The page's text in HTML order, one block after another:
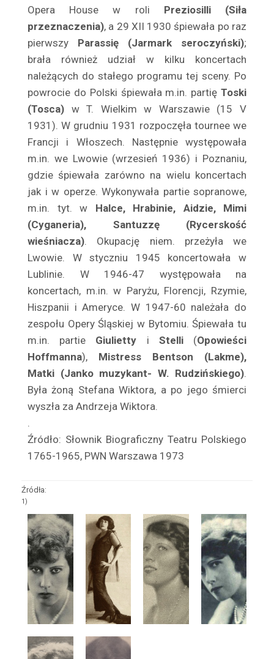
Baronówna Jadwiga
Barszczewska Wanda
Barszczewska Elżbieta
Bartówna Wanda
Barwińska Zofia
Barwińska Leonia
Barwiński Henryk
Baryka Eugeniusz
Batycka Zofia
Baurska – Wiśniewska Halina
Bay Rydzewski Marcin
Bedlewicz Franciszek
Bednarczyk Antoni
Bednarzewska Konstancja
Belina Anna
Bełkowska Halina
Belski Stanisław
Benda Karol
Bender Edward
Benita Ina
Benoni Sergiusz
Berowska Jadwiga
Berson Kozłowska Izabela
Bestani Sława
Beval Tadeusz
Białkowska Zofia
Białkowski Tadeusz
Białoszczyński Tadeusz
Biedrzycka Elwira
Biegański Wiktor
Bielecki Marian
Bielenia Jerzy
Bielicka Maria
Opera House w roli Preziosilli (Siła
przeznaczenia), a 29 XII 1930 śpiewała po raz
pierwszy Parassię (Jar­mark seroczyński);
brała również udział w kilku kon­certach
należących do stałego programu tej sceny. Po
powrocie do Polski śpiewała m.in. partię Toski
(Tosca) w T. Wielkim w Warszawie (15 V
1931). W grudniu 1931 rozpoczęła tournee we
Francji i Włoszech. Na­stępnie występowała
m.in. we Lwowie (wrzesień 1936) i Poznaniu,
gdzie śpiewała zarówno na wielu koncer­tach
jak i w operze. Wykonywała partie sopranowe,
m.in. tyt. w Halce, Hrabinie, Aidzie, Mimi
(Cyganeria), Santuzzę (Rycerskość
wieśniacza). Okupację niem. przeżyła we
Lwowie. W styczniu 1945 koncertowała w
Lublinie. W 1946-47 występowała na
koncertach, m.in. w Paryżu, Florencji, Rzymie,
Hiszpanii i Amery­ce. W 1947-60 należała do
zespołu Opery Śląskiej w Bytomiu. Śpiewała tu
m.in. partie Giulietty i Stelli(Opowieści
Hoffmanna), Mistress Bentson (Lakme),
Matki (Janko muzykant- W. Rudzińskiego).
Była żoną Stefana Wiktora, a po jego śmierci
wyszła za Andrzeja Wiktora.
.
Źródło: Słownik Biograficzny Teatru Polskiego
1765-1965, PWN Warszawa 1973
Źródła:
1)